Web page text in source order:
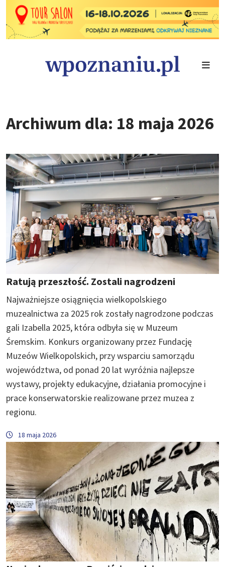
Archiwum dla: 18 maja 2026
Ratują przeszłość. Zostali nagrodzeni
Najważniejsze osiągnięcia wielkopolskiego
muzealnictwa za 2025 rok zostały nagrodzone podczas
gali Izabella 2025, która odbyła się w Muzeum
Śremskim. Konkurs organizowany przez Fundację
Muzeów Wielkopolskich, przy wsparciu samorządu
województwa, od ponad 20 lat wyróżnia najlepsze
wystawy, projekty edukacyjne, działania promocyjne i
prace konserwatorskie realizowane przez muzea z
regionu.
18 maja 2026